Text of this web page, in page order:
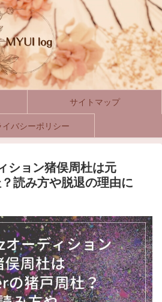
サイトマップ
イバシーポリシー
ション猪俣周杜は元
読み方や脱退の理由に